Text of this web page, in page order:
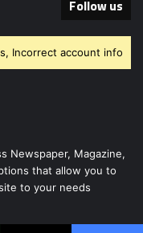
Follow us
Incorrect account info.
Newspaper, Magazine,
that allow you to
to your needs.